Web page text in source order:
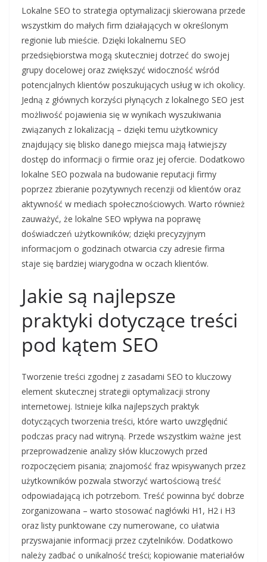
Lokalne SEO to strategia optymalizacji skierowana przede
wszystkim do małych firm działających w określonym
regionie lub mieście. Dzięki lokalnemu SEO
przedsiębiorstwa mogą skuteczniej dotrzeć do swojej
grupy docelowej oraz zwiększyć widoczność wśród
potencjalnych klientów poszukujących usług w ich okolicy.
Jedną z głównych korzyści płynących z lokalnego SEO jest
możliwość pojawienia się w wynikach wyszukiwania
związanych z lokalizacją – dzięki temu użytkownicy
znajdujący się blisko danego miejsca mają łatwiejszy
dostęp do informacji o firmie oraz jej ofercie. Dodatkowo
lokalne SEO pozwala na budowanie reputacji firmy
poprzez zbieranie pozytywnych recenzji od klientów oraz
aktywność w mediach społecznościowych. Warto również
zauważyć, że lokalne SEO wpływa na poprawę
doświadczeń użytkowników; dzięki precyzyjnym
informacjom o godzinach otwarcia czy adresie firma
staje się bardziej wiarygodna w oczach klientów.
Jakie są najlepsze
praktyki dotyczące treści
pod kątem SEO
Tworzenie treści zgodnej z zasadami SEO to kluczowy
element skutecznej strategii optymalizacji strony
internetowej. Istnieje kilka najlepszych praktyk
dotyczących tworzenia treści, które warto uwzględnić
podczas pracy nad witryną. Przede wszystkim ważne jest
przeprowadzenie analizy słów kluczowych przed
rozpoczęciem pisania; znajomość fraz wpisywanych przez
użytkowników pozwala stworzyć wartościową treść
odpowiadającą ich potrzebom. Treść powinna być dobrze
zorganizowana – warto stosować nagłówki H1, H2 i H3
oraz listy punktowane czy numerowane, co ułatwia
przyswajanie informacji przez czytelników. Dodatkowo
należy zadbać o unikalność treści; kopiowanie materiałów